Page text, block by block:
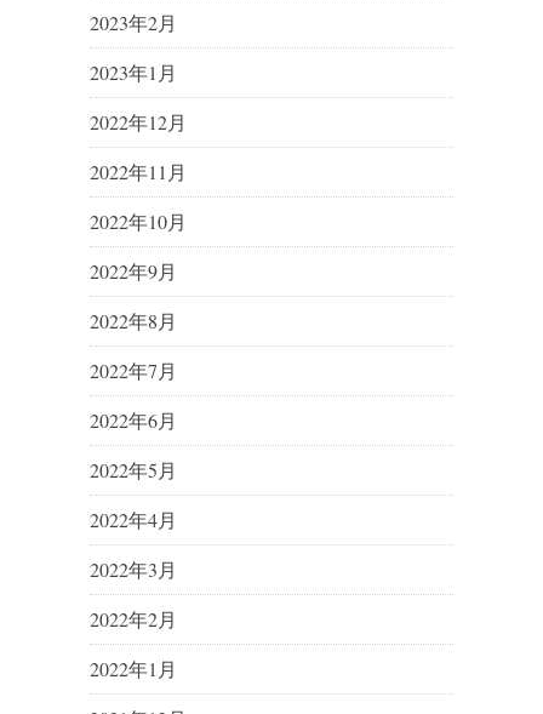
2023年2月
2023年1月
2022年12月
2022年11月
2022年10月
2022年9月
2022年8月
2022年7月
2022年6月
2022年5月
2022年4月
2022年3月
2022年2月
2022年1月